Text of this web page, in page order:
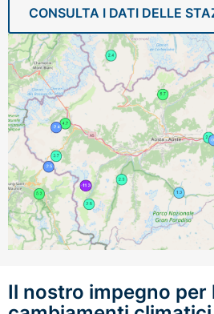
CONSULTA I DATI DELLE
Il nostro impegno per